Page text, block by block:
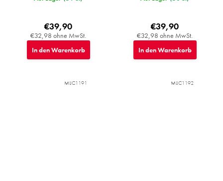
€32,98 ohne MwSt.
€39,90
In den Warenkorb
€32,98 ohne MwSt.
€39,90
In den Warenkorb
MIJC1191 MIJC1192